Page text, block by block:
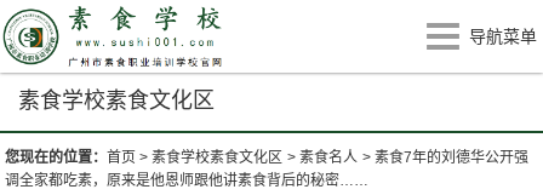
导航菜单
素食学校素食文化区
您现在的位置：首页 >素食学校素食文化区 >素食名人 >素食7年的刘德华公开强
调全家都吃素，原来是他恩师跟他讲素食背后的秘密……